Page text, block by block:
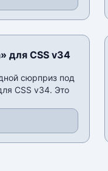
для CSS v34
сюрприз под
CSS v34. Это